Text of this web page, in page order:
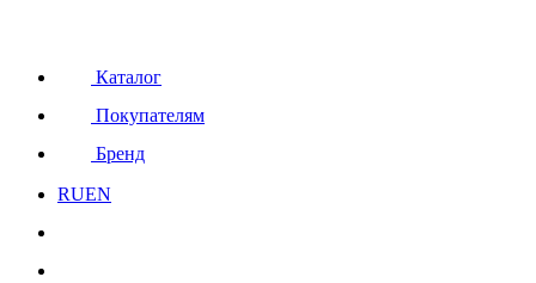
Каталог
Покупателям
Бренд
RUEN